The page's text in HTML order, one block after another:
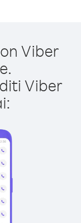
Viber
Viber